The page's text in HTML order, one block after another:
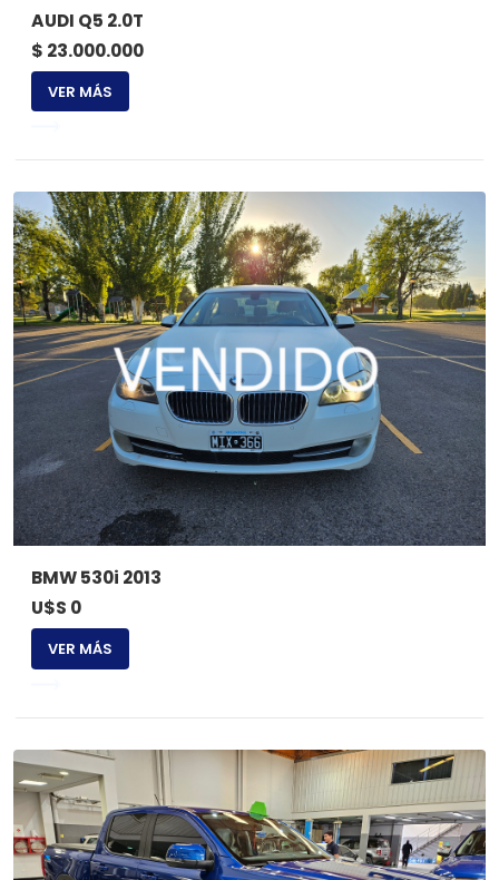
AUDI Q5 2.0T
$ 23.000.000
VER MÁS
BMW 530i 2013
U$S 0
VER MÁS